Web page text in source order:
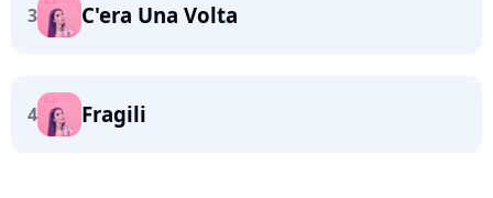
3 C'era Una Volta
4 Fragili